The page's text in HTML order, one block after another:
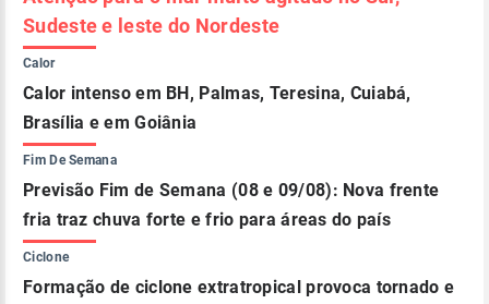
Sudeste e leste do Nordeste
Calor
Calor intenso em BH, Palmas, Teresina, Cuiabá,
Brasília e em Goiânia
Fim De Semana
Previsão Fim de Semana (08 e 09/08): Nova frente
fria traz chuva forte e frio para áreas do país
Ciclone
Formação de ciclone extratropical provoca tornado e